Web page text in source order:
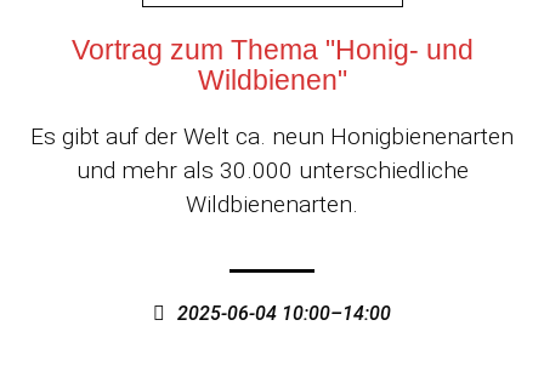
Vortrag zum Thema "Honig- und
Wildbienen"
Es gibt auf der Welt ca. neun Honigbienenarten
und mehr als 30.000 unterschiedliche
Wildbienenarten.
2025-06-04 10:00–14:00